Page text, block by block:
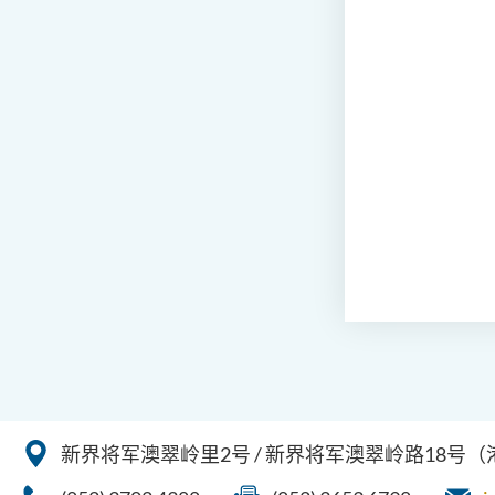
新界将军澳翠岭里2号 / 新界将军澳翠岭路18号（